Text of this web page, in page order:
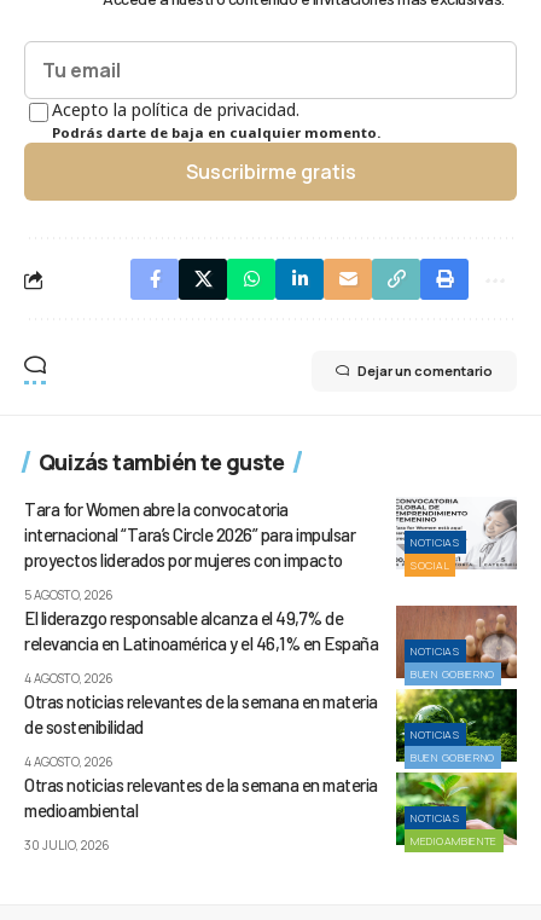
Acepto la política de privacidad.
Podrás darte de baja en cualquier momento.
Suscribirme gratis
Dejar un comentario
Quizás también te guste
NOTICIAS
SOCIAL
Tara for Women abre la convocatoria
internacional “Tara’s Circle 2026” para impulsar
proyectos liderados por mujeres con impacto
5 AGOSTO, 2026
NOTICIAS
BUEN GOBIERNO
El liderazgo responsable alcanza el 49,7% de
relevancia en Latinoamérica y el 46,1% en España
4 AGOSTO, 2026
NOTICIAS
BUEN GOBIERNO
Otras noticias relevantes de la semana en materia
de sostenibilidad
4 AGOSTO, 2026
NOTICIAS
MEDIOAMBIENTE
Otras noticias relevantes de la semana en materia
medioambiental
30 JULIO, 2026